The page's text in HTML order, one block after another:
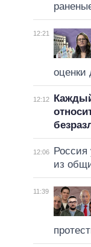
12:21
оценки
12:12
12:06
из
11:39